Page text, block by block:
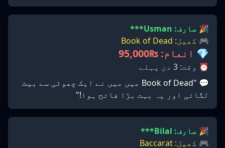
🎉 صارف: Usman***
🎮 کھیل: Book of Dead
💎 انعام: ₨95,000
⏰ وقت: 3 دن پہلے
💬 "Book of Dead میں میں نے ایک چھوٹی سے بیٹ
لگائی اور یہ بہت بڑا فاتح ہوا!"
🎉 صارف: Bilal***
🎮 کھیل: Baccarat